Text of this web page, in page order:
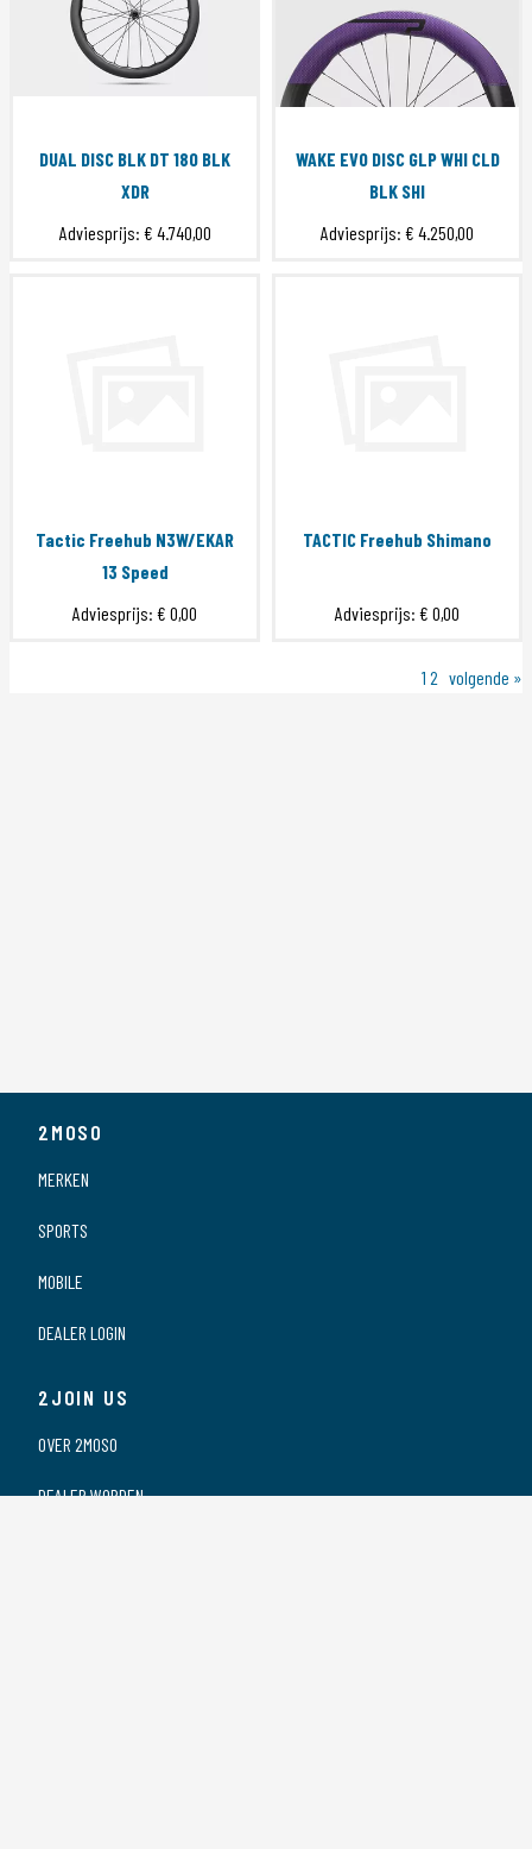
DUAL DISC BLK DT 180 BLK
XDR
Adviesprijs: € 4.740,00
WAKE EVO DISC GLP WHI CLD
BLK SHI
Adviesprijs: € 4.250,00
Tactic Freehub N3W/EKAR
13 Speed
Adviesprijs: € 0,00
TACTIC Freehub Shimano
Adviesprijs: € 0,00
1 2 volgende »
2MOSO
MERKEN
SPORTS
MOBILE
DEALER LOGIN
2JOIN US
OVER 2MOSO
DEALER WORDEN